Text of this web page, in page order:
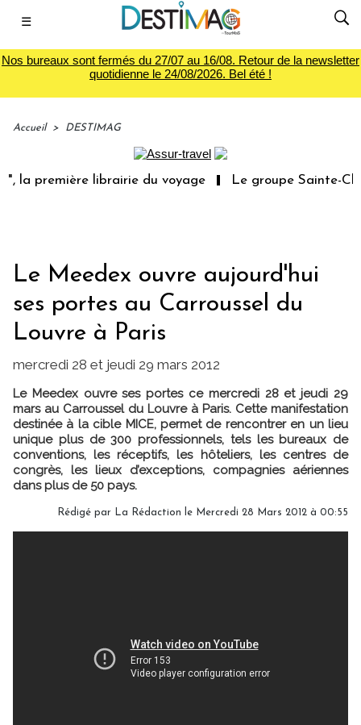
☰
Nos bureaux sont fermés du 27/07 au 16/08. Retour de la newsletter
quotidienne le 24/08/2026. Bel été !
Accueil > DESTIMAG
la première librairie du voyage Le groupe Sainte-
Le Meedex ouvre aujourd'hui
ses portes au Carroussel du
Louvre à Paris
mercredi 28 et jeudi 29 mars 2012
Le Meedex ouvre ses portes ce mercredi 28 et jeudi 29
mars au Carroussel du Louvre à Paris. Cette manifestation
destinée à la cible MICE, permet de rencontrer en un lieu
unique plus de 300 professionnels, tels les bureaux de
conventions, les réceptifs, les hôteliers, les centres de
congrès, les lieux d’exceptions, compagnies aériennes
dans plus de 50 pays.
Rédigé par La Rédaction le Mercredi 28 Mars 2012 à 00:55